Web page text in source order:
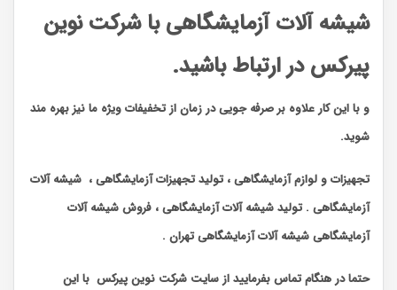
شیشه آلات آزمایشگاهی با شرکت نوین
پیرکس در ارتباط باشید.
و با این کار علاوه بر صرفه جویی در زمان از تخفیفات ویژه ما نیز بهره مند
شوید.
تجهیزات و لوازم آزمایشگاهی ، تولید تجهیزات آزمایشگاهی ، شیشه آلات
آزمایشگاهی . تولید شیشه آلات آزمایشگاهی ، فروش شیشه آلات
آزمایشگاهی شیشه آلات آزمایشگاهی تهران .
حتما در هنگام تماس بفرمایید از سایت شرکت نوین پیرکس با این